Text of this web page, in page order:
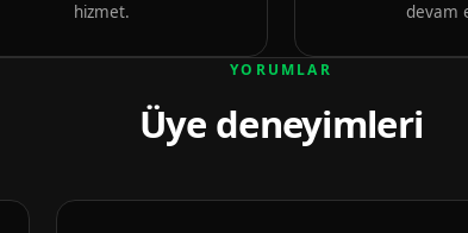
hizmet.
devam
YORUMLAR
Üye deneyimleri